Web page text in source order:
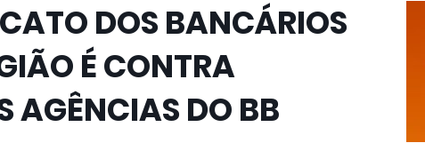
DOS BANCÁRIOS
É CONTRA
AGÊNCIAS DO BB